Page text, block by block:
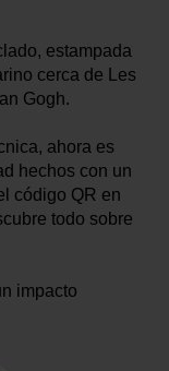
estampada
cerca de Les
Gogh.
ahora es
hechos con un
código QR en
todo sobre
impacto